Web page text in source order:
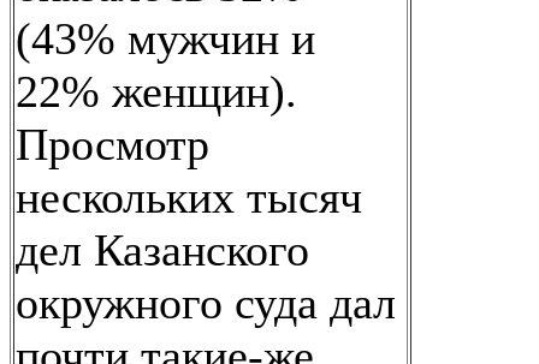
(43% мужчин и
22% женщин).
Просмотр
нескольких тысяч
дел Казанского
окружного суда дал